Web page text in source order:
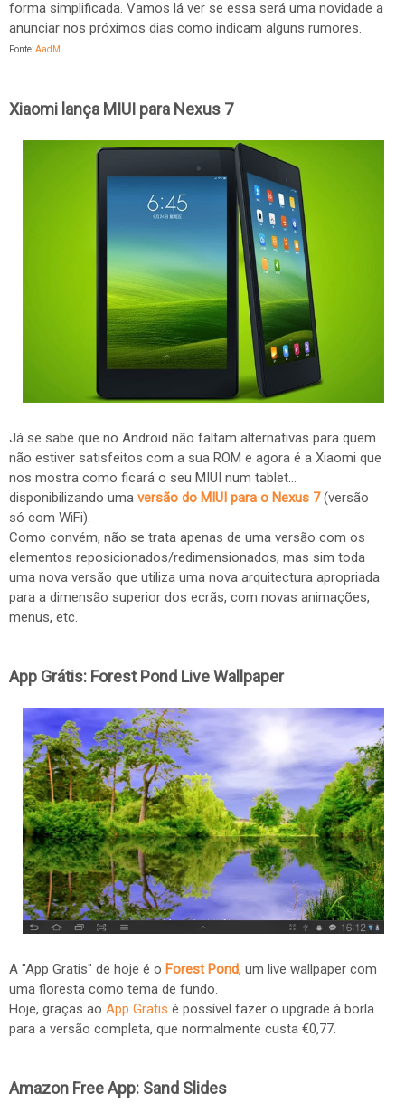
forma simplificada. Vamos lá ver se essa será uma novidade a
anunciar nos próximos dias como indicam alguns rumores.
Fonte:AadM
Xiaomi lança MIUI para Nexus 7
Já se sabe que no Android não faltam alternativas para quem
não estiver satisfeitos com a sua ROM e agora é a Xiaomi que
nos mostra como ficará o seu MIUI num tablet...
disponibilizando uma versão do MIUI para o Nexus 7(versão
só com WiFi).
Como convém, não se trata apenas de uma versão com os
elementos reposicionados/redimensionados, mas sim toda
uma nova versão que utiliza uma nova arquitectura apropriada
para a dimensão superior dos ecrãs, com novas animações,
menus, etc.
App Grátis: Forest Pond Live Wallpaper
A "App Gratis" de hoje é o Forest Pond, um live wallpaper com
uma floresta como tema de fundo.
Hoje, graças ao App Gratis é possível fazer o upgrade à borla
para a versão completa, que normalmente custa €0,77.
Amazon Free App: Sand Slides